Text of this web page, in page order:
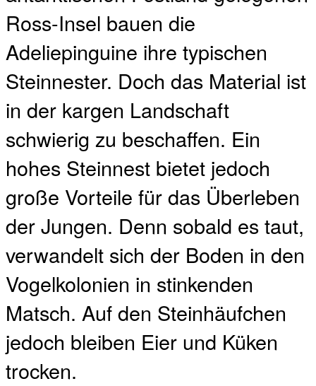
Ross-Insel bauen die
Adeliepinguine ihre typischen
Steinnester. Doch das Material ist
in der kargen Landschaft
schwierig zu beschaffen. Ein
hohes Steinnest bietet jedoch
große Vorteile für das Überleben
der Jungen. Denn sobald es taut,
verwandelt sich der Boden in den
Vogelkolonien in stinkenden
Matsch. Auf den Steinhäufchen
jedoch bleiben Eier und Küken
trocken.